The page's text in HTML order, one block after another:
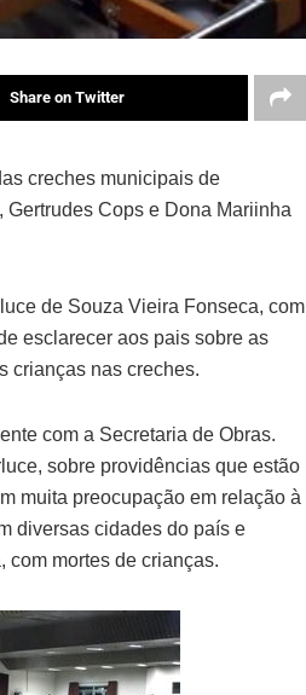
Share on Twitter
creches municipais de
Cops e Dona Mariinha
de Souza Vieira Fonseca, com
esclarecer aos pais sobre as
crianças nas creches.
com a Secretaria de Obras.
sobre providências que estão
muita preocupação em relação à
diversas cidades do país e
mortes de crianças.